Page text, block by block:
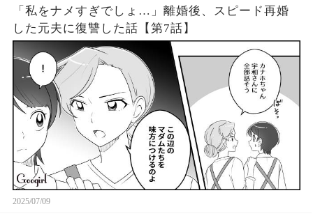
「私をナメすぎでしょ…」離婚後、スピード再婚
した元夫に復讐した話【第7話】
2025/07/09